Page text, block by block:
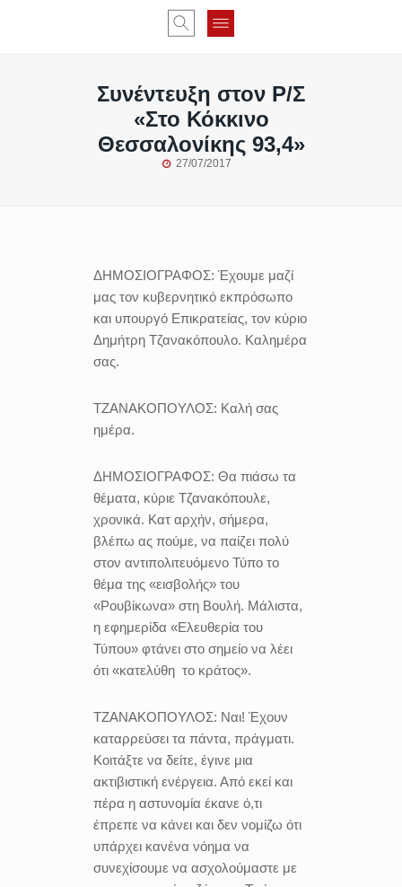
Συνέντευξη στον Ρ/Σ
«Στο Κόκκινο
Θεσσαλονίκης 93,4»
27/07/2017
ΔΗΜΟΣΙΟΓΡΑΦΟΣ: Έχουμε μαζί
μας τον κυβερνητικό εκπρόσωπο
και υπουργό Επικρατείας, τον κύριο
Δημήτρη Τζανακόπουλο. Καλημέρα
σας.
ΤΖΑΝΑΚΟΠΟΥΛΟΣ: Καλή σας
ημέρα.
ΔΗΜΟΣΙΟΓΡΑΦΟΣ: Θα πιάσω τα
θέματα, κύριε Τζανακόπουλε,
χρονικά. Κατ αρχήν, σήμερα,
βλέπω ας πούμε, να παίζει πολύ
στον αντιπολιτευόμενο Τύπο το
θέμα της «εισβολής» του
«Ρουβίκωνα» στη Βουλή. Μάλιστα,
η εφημερίδα «Ελευθερία του
Τύπου» φτάνει στο σημείο να λέει
ότι «κατελύθη το κράτος».
ΤΖΑΝΑΚΟΠΟΥΛΟΣ: Ναι! Έχουν
καταρρεύσει τα πάντα, πράγματι.
Κοιτάξτε να δείτε, έγινε μια
ακτιβιστική ενέργεια. Από εκεί και
πέρα η αστυνομία έκανε ό,τι
έπρεπε να κάνει και δεν νομίζω ότι
υπάρχει κανένα νόημα να
συνεχίσουμε να ασχολούμαστε με